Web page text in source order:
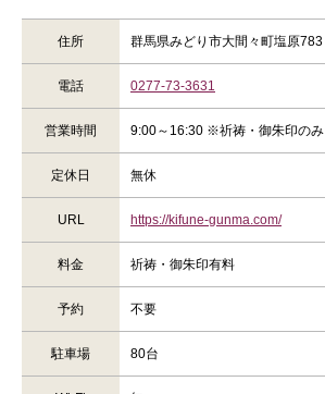
住所 群馬県みどり市大間々町塩原783
電話 0277-73-3631
営業時間 9:00～16:30 ※祈祷・御朱印のみ
定休日 無休
URL https://kifune-gunma.com/
料金 祈祷・御朱印有料
予約 不要
駐車場 80台